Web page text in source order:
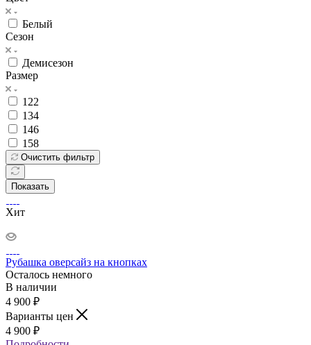
Белый
Сезон
Демисезон
Размер
122
134
146
158
Очистить фильтр
Показать
Хит
Рубашка оверсайз на кнопках
Осталось немного
В наличии
4 900 ₽
Варианты цен
4 900 ₽